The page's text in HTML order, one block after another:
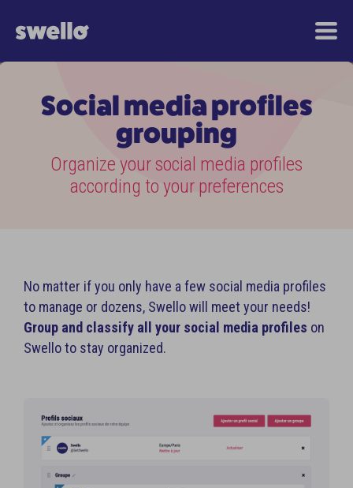
Social media profiles
grouping
Organize your social media profiles
according to your preferences
No matter if you only have a few social media profiles
to manage or dozens, Swello will meet your needs!
Group and classify all your social media profiles on
Swello to stay organized.